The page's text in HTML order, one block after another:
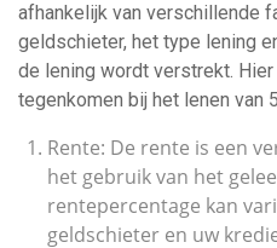
afhankelijk van verschillende
geldschieter, het type lening
de lening wordt verstrekt.
tegenkomen bij het lenen van
Rente: De rente is een
het gebruik van het
rentepercentage kan
geldschieter en uw